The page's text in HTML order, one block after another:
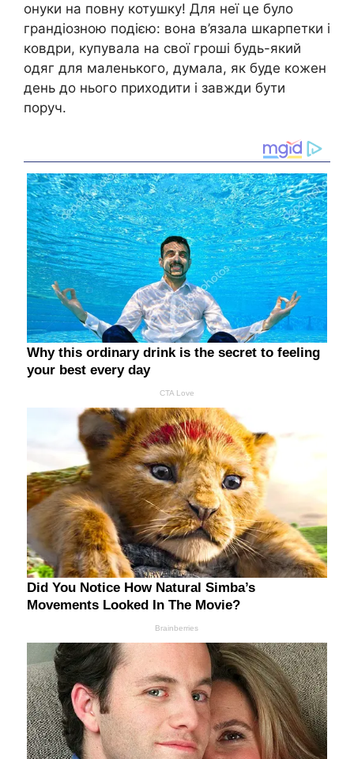
онуки на повну котушку! Для неї це було
грандіозною подією: вона в’язала шкарпетки і
ковдри, купувала на свої гроші будь-який
одяг для маленького, думала, як буде кожен
день до нього приходити і завжди бути
поруч.